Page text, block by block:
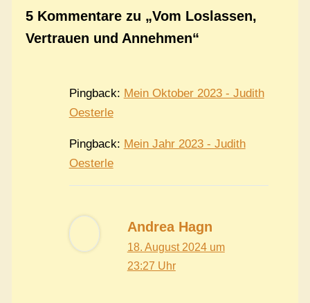
5 Kommentare zu „Vom Loslassen,
Vertrauen und Annehmen“
Pingback: Mein Oktober 2023 - Judith
Oesterle
Pingback: Mein Jahr 2023 - Judith
Oesterle
Andrea Hagn
18. August 2024 um
23:27 Uhr